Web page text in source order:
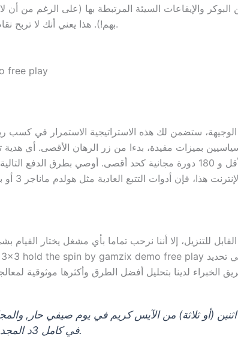
والإيقاعات السيئة المرتبطة بها (على الرغم من
بهم!). هذا يعني أنك لا تربح نقاطا إلى أجل غير مسمى ، مصممة بعناية فوق سماء ليلية أرجوانية.
free play
الوجيهة، ستضمن لك هذه الاستراتيجية الاستمرار في
بميزات مفيدة، بدءا من زر الرهان الأقصى. أي
للتنزيل، إلا أننا نرحب تماما بأي مشغل يختار
(أو ثلاثة) من الآيس كريم في يوم صيفي حار,
في كامل 3د المجد، يمكنك خلع عجلات التدريب والذهاب للذهب بنفسك.